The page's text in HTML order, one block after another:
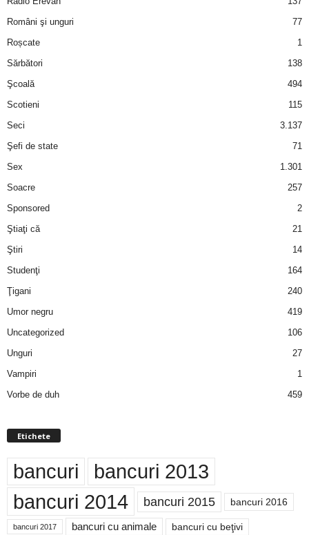
Români şi unguri
77
Roșcate
1
Sărbători
138
Şcoală
494
Scotieni
115
Seci
3.137
Şefi de state
71
Sex
1.301
Soacre
257
Sponsored
2
Ştiaţi că
21
Ştiri
14
Studenţi
164
Ţigani
240
Umor negru
419
Uncategorized
106
Unguri
27
Vampiri
1
Vorbe de duh
459
Etichete
bancuri bancuri 2013
bancuri 2014 bancuri 2015 bancuri 2016
bancuri 2017 bancuri cu animale bancuri cu beţivi